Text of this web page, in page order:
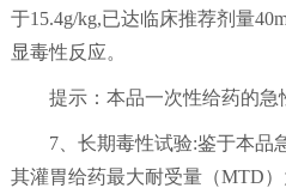
于15.4g/kg,已达临床推荐剂量
显毒性反应。
提示：本品一次性给药的急
7、长期毒性试验:鉴于本品
其灌胃给药最大耐受量（MTD）